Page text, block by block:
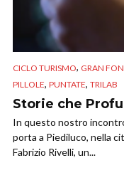
CICLO TURISMO, GRAN
PILLOLE, PUNTATE, TRILAB
Storie che
In questo nostro
porta a Piediluco, nella
Fabrizio Rivelli, un...